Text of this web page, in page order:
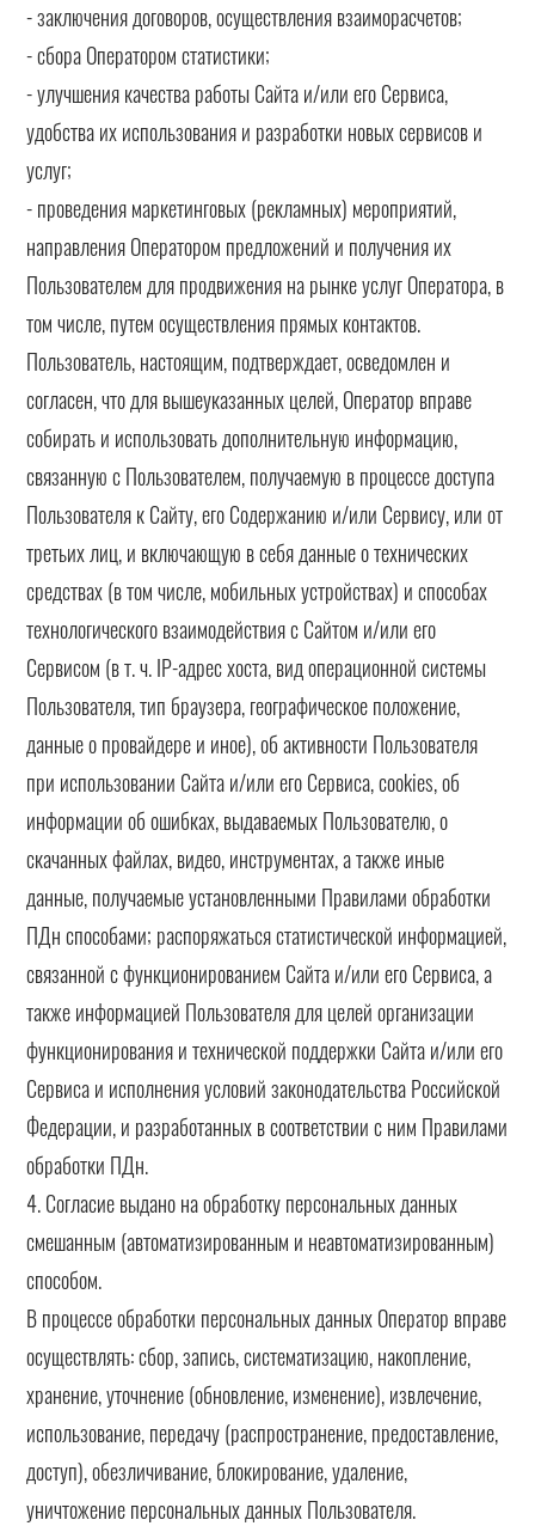
- заключения договоров, осуществления взаиморасчетов;
- сбора Оператором статистики;
- улучшения качества работы Сайта и/или его Сервиса,
удобства их использования и разработки новых сервисов и
услуг;
- проведения маркетинговых (рекламных) мероприятий,
направления Оператором предложений и получения их
Пользователем для продвижения на рынке услуг Оператора, в
том числе, путем осуществления прямых контактов.
Пользователь, настоящим, подтверждает, осведомлен и
согласен, что для вышеуказанных целей, Оператор вправе
собирать и использовать дополнительную информацию,
связанную с Пользователем, получаемую в процессе доступа
Пользователя к Сайту, его Содержанию и/или Сервису, или от
третьих лиц, и включающую в себя данные о технических
средствах (в том числе, мобильных устройствах) и способах
технологического взаимодействия с Сайтом и/или его
Сервисом (в т. ч. IP-адрес хоста, вид операционной системы
Пользователя, тип браузера, географическое положение,
данные о провайдере и иное), об активности Пользователя
при использовании Сайта и/или его Сервиса, cookies, об
информации об ошибках, выдаваемых Пользователю, о
скачанных файлах, видео, инструментах, а также иные
данные, получаемые установленными Правилами обработки
ПДн способами; распоряжаться статистической информацией,
связанной с функционированием Сайта и/или его Сервиса, а
также информацией Пользователя для целей организации
функционирования и технической поддержки Сайта и/или его
Сервиса и исполнения условий законодательства Российской
Федерации, и разработанных в соответствии с ним Правилами
обработки ПДн.
4. Согласие выдано на обработку персональных данных
смешанным (автоматизированным и неавтоматизированным)
способом.
В процессе обработки персональных данных Оператор вправе
осуществлять: сбор, запись, систематизацию, накопление,
хранение, уточнение (обновление, изменение), извлечение,
использование, передачу (распространение, предоставление,
доступ), обезличивание, блокирование, удаление,
уничтожение персональных данных Пользователя.